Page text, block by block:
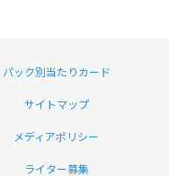
パック別当たりカード
サイトマップ
メディアポリシー
ライター募集